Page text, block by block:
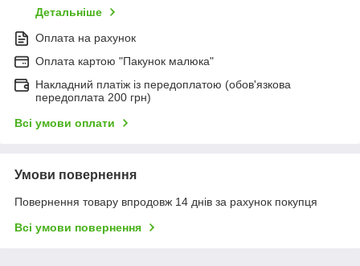
Детальніше
Оплата на рахунок
Оплата картою "Пакунок малюка"
Накладний платіж із передоплатою (обов'язкова
передоплата 200 грн)
Всі умови оплати
Умови повернення
Повернення товару впродовж 14 днів за рахунок покупця
Всі умови повернення